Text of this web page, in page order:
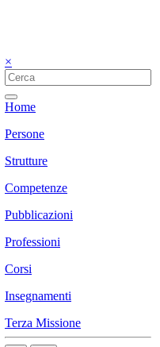
×
Home
Persone
Strutture
Competenze
Pubblicazioni
Professioni
Corsi
Insegnamenti
Terza Missione